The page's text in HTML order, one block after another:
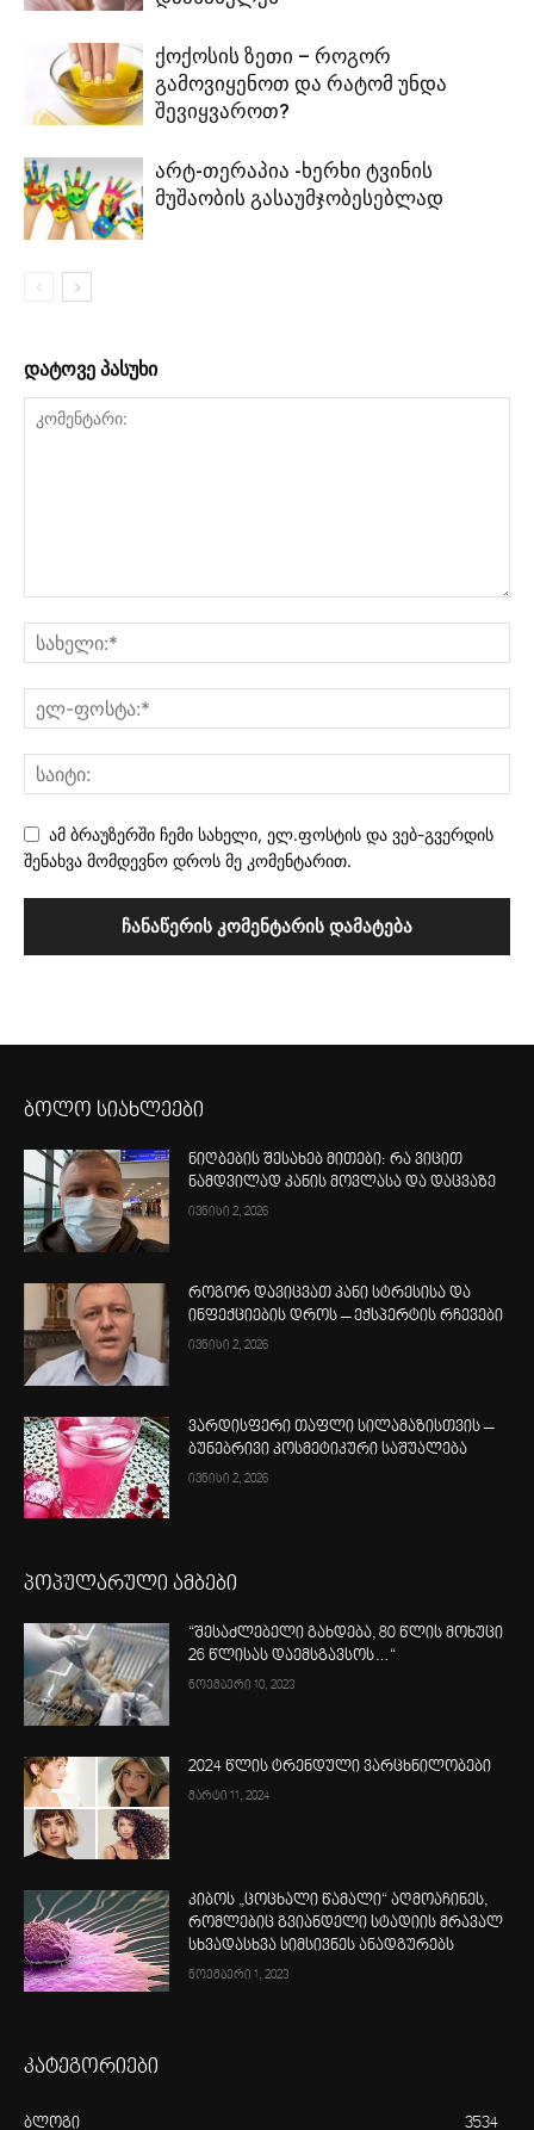
ქოქოსის ზეთი – როგორ
გამოვიყენოთ და რატომ უნდა
შევიყვაროთ?
არტ-თერაპია -ხერხი ტვინის
მუშაობის გასაუმჯობესებლად
დატოვე პასუხი
ამ ბრაუზერში ჩემი სახელი, ელ.ფოსტის და ვებ-გვერდის
შენახვა მომდევნო დროს მე კომენტარით.
ბოლო სიახლეები
ნიღბების შესახებ მითები: რა ვიცით
ნამდვილად კანის მოვლასა და დაცვაზე
ივნისი 2, 2026
როგორ დავიცვათ კანი სტრესისა და
ინფექციების დროს – ექსპერტის რჩევები
ივნისი 2, 2026
ვარდისფერი თაფლი სილამაზისთვის –
ბუნებრივი კოსმეტიკური საშუალება
ივნისი 2, 2026
პოპულარული ამბები
“შესაძლებელი გახდება, 80 წლის მოხუცი
26 წლისას დაემსგავსოს…“
ნოემბერი 10, 2023
2024 წლის ტრენდული ვარცხნილობები
მარტი 11, 2024
კიბოს „ცოცხალი წამალი“ აღმოაჩინეს,
რომლებიც გვიანდელი სტადიის მრავალ
სხვადასხვა სიმსივნეს ანადგურებს
ნოემბერი 1, 2023
კატეგორიები
ბლოგი 3534